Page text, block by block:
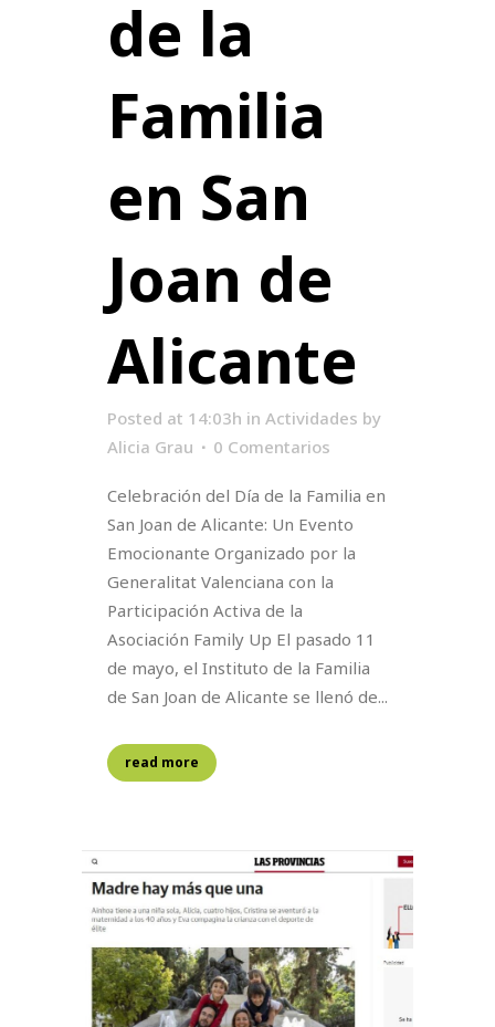
de la
Familia
en San
Joan de
Alicante
Posted at 14:03h in Actividades by
Alicia Grau
0 Comentarios
Celebración del Día de la Familia en
San Joan de Alicante: Un Evento
Emocionante Organizado por la
Generalitat Valenciana con la
Participación Activa de la
Asociación Family Up El pasado 11
de mayo, el Instituto de la Familia
de San Joan de Alicante se llenó de...
read more